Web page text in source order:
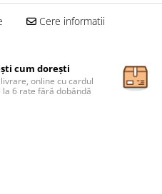
Cere informatii
cum dorești
online cu cardul
la 6 rate fără dobândă